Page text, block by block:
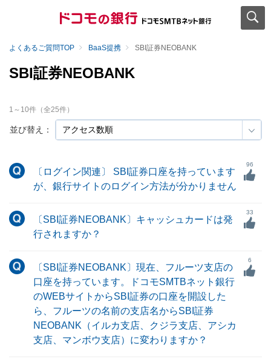
よくあるご質問TOP BaaS提携 SBI証券NEOBANK
SBI証券NEOBANK
並び替え：
1 ～ 10件（全25件）
〔ログイン関連〕 SBI証券口座を持っています
が、銀行サイトのログイン方法が分かりません
96
〔SBI証券NEOBANK〕キャッシュカードは発
行されますか？
33
〔SBI証券NEOBANK〕現在、フルーツ支店の
口座を持っています。ドコモSMTBネット銀行
のWEBサイトからSBI証券の口座を開設した
ら、フルーツの名前の支店名からSBI証券
NEOBANK（イルカ支店、クジラ支店、アシカ
支店、マンボウ支店）に変わりますか？
6